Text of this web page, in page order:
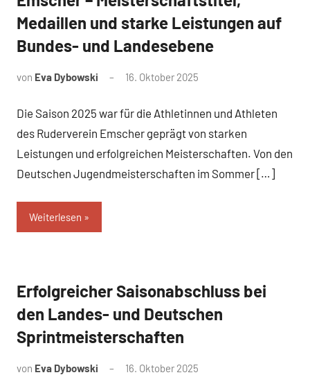
Medaillen und starke Leistungen auf
Bundes- und Landesebene
von Eva Dybowski 16. Oktober 2025
Die Saison 2025 war für die Athletinnen und Athleten
des Ruderverein Emscher geprägt von starken
Leistungen und erfolgreichen Meisterschaften. Von den
Deutschen Jugendmeisterschaften im Sommer […]
Weiterlesen
News
Erfolgreicher Saisonabschluss bei
den Landes- und Deutschen
Sprintmeisterschaften
von Eva Dybowski 16. Oktober 2025